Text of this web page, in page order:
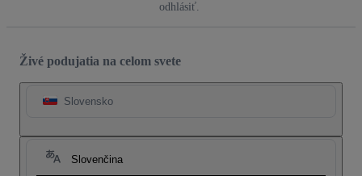
odhlásiť.
Živé podujatia na celom svete
Slovensko
Slovenčina